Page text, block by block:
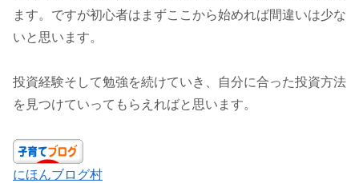
ます。ですが初心者はまずここから始めれば間違いは少な
いと思います。
投資経験そして勉強を続けていき、自分に合った投資方法
を見つけていってもらえればと思います。
にほんブログ村